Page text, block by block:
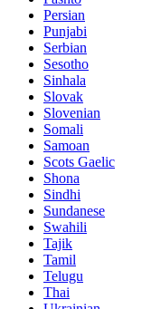
Persian
Punjabi
Serbian
Sesotho
Sinhala
Slovak
Slovenian
Somali
Samoan
Scots Gaelic
Shona
Sindhi
Sundanese
Swahili
Tajik
Tamil
Telugu
Thai